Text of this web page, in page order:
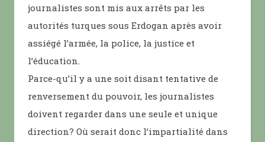
journalistes sont mis aux arrêts par les
autorités turques sous Erdogan après avoir
assiégé l’armée, la police, la justice et
l’éducation.
Parce-qu’il y a une soit disant tentative de
renversement du pouvoir, les journalistes
doivent regarder dans une seule et unique
direction? Où serait donc l’impartialité dans